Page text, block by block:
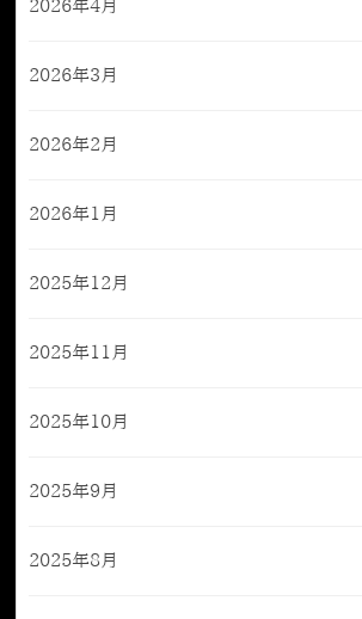
2026年4月
2026年3月
2026年2月
2026年1月
2025年12月
2025年11月
2025年10月
2025年9月
2025年8月